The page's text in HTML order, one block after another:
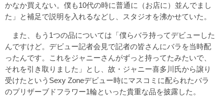
かなか買えない。僕も10代の時に普通に（お店に）並んでまし
た」と補足で説明を入れるなどし、スタジオを沸かせていた。
また、もう1つの品については「僕らバラ持ってデビューした
んですけど。デビュー記者会見で記者の皆さんにバラを当時配
ったんです。これをジャニーさんがずっと持ってたみたいで、
それを引き取りました」とし、故・ジャニー喜多川氏から譲り
受けたというSexy Zoneデビュー時にマスコミに配られたバラ
のプリザーブドフラワー1輪といった貴重な品を披露した。